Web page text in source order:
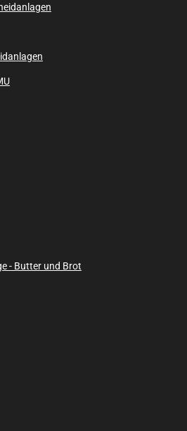
- Butter und Brot